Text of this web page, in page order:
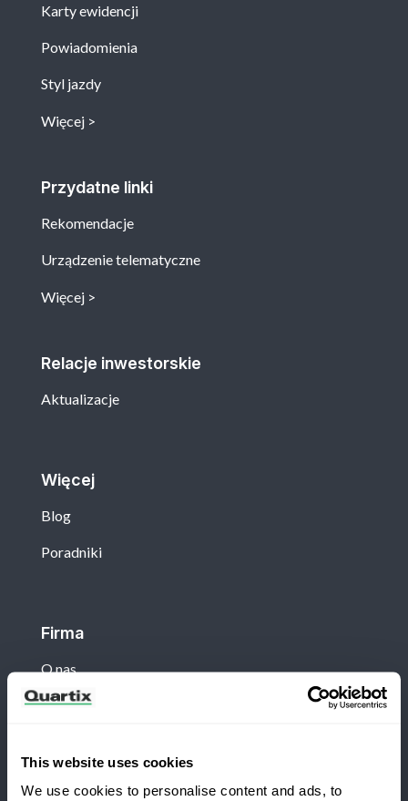
This website uses cookies
We use cookies to personalise content and ads, to
Karty ewidencji
Powiadomienia
Styl jazdy
Więcej
Przydatne linki
Rekomendacje
Urządzenie telematyczne
Więcej
Relacje inwestorskie
Aktualizacje
Więcej
Blog
Poradniki
Firma
O nas
Zaloguj się